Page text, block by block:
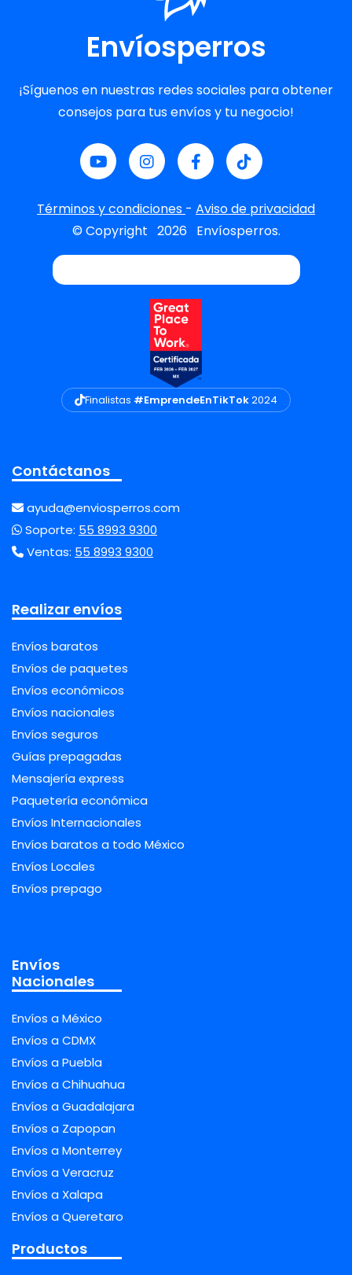
Envíosperros
¡Síguenos en nuestras redes sociales para obtener
consejos para tus envíos y tu negocio!
Términos y condiciones - Aviso de privacidad
© Copyright 2026 Envíosperros.
Finalistas #EmprendeEnTikTok2024
Contáctanos
ayuda@enviosperros.com
Soporte: 55 8993 9300
Ventas: 55 8993 9300
Realizar envíos
Envíos baratos
Envíos de paquetes
Envíos económicos
Envíos nacionales
Envíos seguros
Guías prepagadas
Mensajería express
Paquetería económica
Envíos Internacionales
Envíos baratos a todo México
Envíos Locales
Envíos prepago
Envíos
Nacionales
Envíos a México
Envíos a CDMX
Envíos a Puebla
Envíos a Chihuahua
Envíos a Guadalajara
Envíos a Zapopan
Envíos a Monterrey
Envíos a Veracruz
Envíos a Xalapa
Envíos a Queretaro
Productos